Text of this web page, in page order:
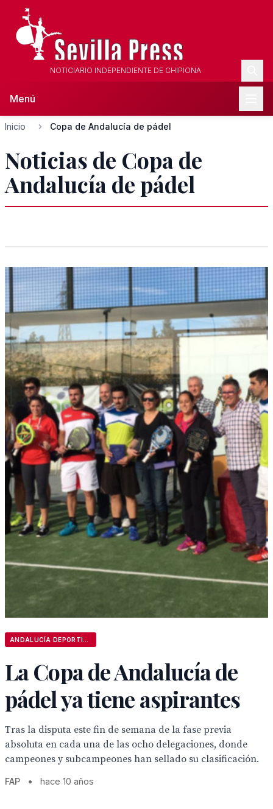
NOTICIARIO INDEPENDIENTE DE CHIPIONA
Menú
Inicio Copa de Andalucía de pádel
Noticias de Copa de
Andalucía de pádel
La Copa de Andalucía de
pádel ya tiene aspirantes
Tras la disputa este fin de semana de la fase previa
absoluta en cada una de las ocho delegaciones, donde
campeones y subcampeones han sellado su clasificación.
FAP • hace 10 años